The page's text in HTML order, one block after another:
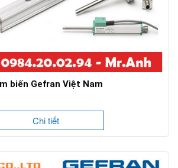
biến Gefran Việt Nam
Chi tiết